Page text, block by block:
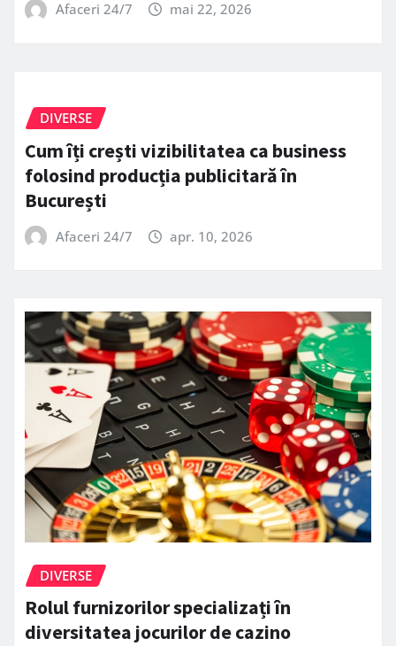
Afaceri 24/7 mai 22, 2026
DIVERSE
Cum îți crești vizibilitatea ca business
folosind producția publicitară în
București
Afaceri 24/7 apr. 10, 2026
DIVERSE
Rolul furnizorilor specializați în
diversitatea jocurilor de cazino